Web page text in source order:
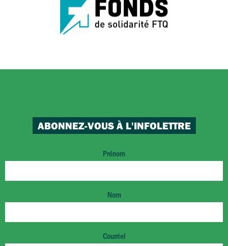
ABONNEZ-VOUS À L'INFOLETTRE
Prénom
Nom
Courriel